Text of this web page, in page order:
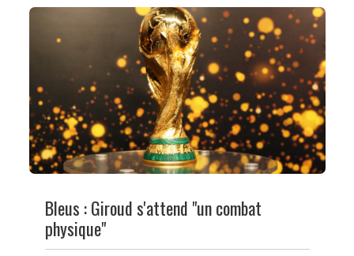
Bleus : Giroud s'attend "un combat
physique"